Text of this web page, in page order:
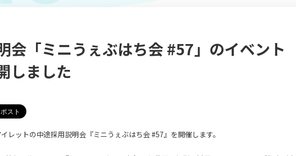
会「ミニうぇぶはち会 #57」のイベント
しました
レットの中途採用説明会『ミニうぇぶはち会 #57』を開催します。